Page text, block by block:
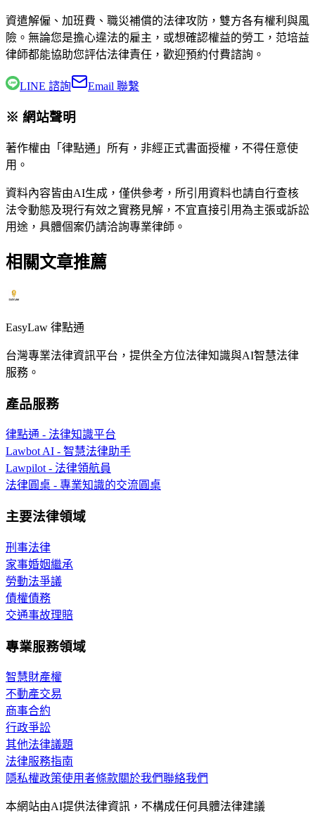
資遣解僱、加班費、職災補償的法律攻防，雙方各有權利與風
險。無論您是擔心違法的雇主，或想確認權益的勞工， 范培益
律師都能協助您評估法律責任，歡迎預約付費諮詢。
LINE 諮詢 Email 聯繫
※ 網站聲明
著作權由「律點通」所有，非經正式書面授權，不得任意使
用。
資料內容皆由AI生成，僅供參考，所引用資料也請自行查核
法令動態及現行有效之實務見解，不宜直接引用為主張或訴訟
用途，具體個案仍請洽詢專業律師。
相關文章推薦
EasyLaw 律點通
台灣專業法律資訊平台，提供全方位法律知識與AI智慧法律
服務。
產品服務
律點通 - 法律知識平台
Lawbot AI - 智慧法律助手
Lawpilot - 法律領航員
法律圓桌 - 專業知識的交流圓桌
主要法律領域
刑事法律
家事婚姻繼承
勞動法爭議
債權債務
交通事故理賠
專業服務領域
智慧財產權
不動產交易
商事合約
行政爭訟
其他法律議題
法律服務指南
隱私權政策使用者條款關於我們聯絡我們
本網站由AI提供法律資訊，不構成任何具體法律建議